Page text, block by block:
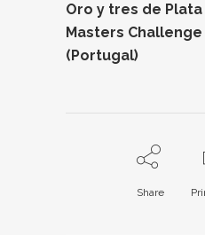
Oro y tres de
Masters
(Portugal)
Share